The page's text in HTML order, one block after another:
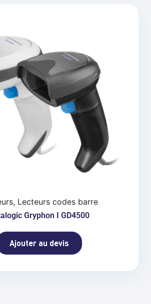
Lecteurs codes barre
Gryphon I GD4500
Ajouter au devis